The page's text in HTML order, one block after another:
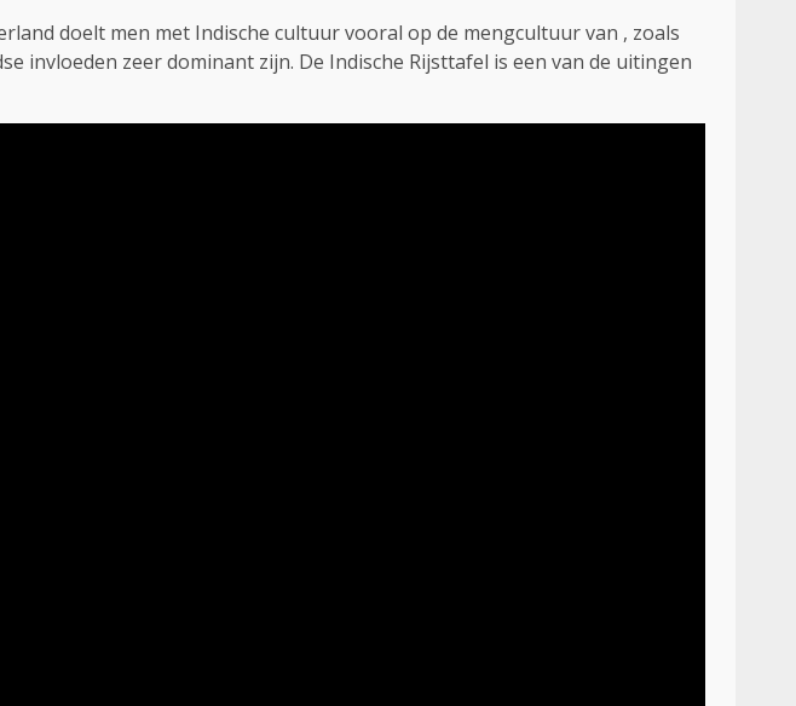
doelt men met Indische cultuur vooral op de mengcultuur van , zoals
invloeden zeer dominant zijn. De Indische Rijsttafel is een van de uitingen